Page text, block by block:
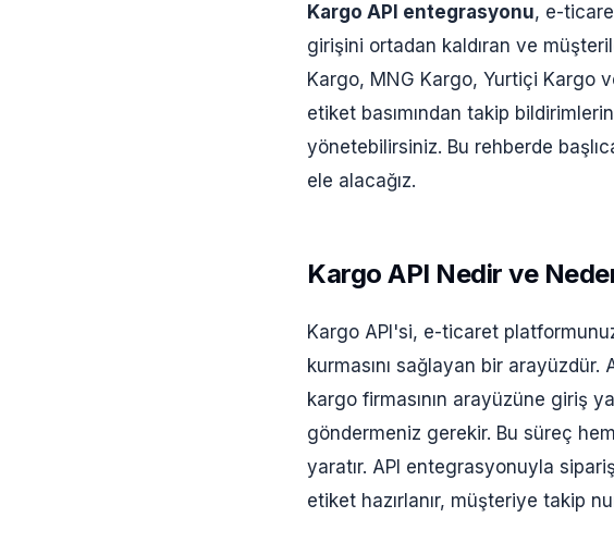
Kargo API entegrasyonu, e-
girişini ortadan kaldıran ve
Kargo, MNG Kargo, Yurtiçi Kargo
etiket basımından takip
yönetebilirsiniz. Bu rehberde
ele alacağız.
Kargo API Nedir ve
Kargo API'si, e-ticaret
kurmasını sağlayan bir
kargo firmasının arayüzüne giriş
göndermeniz gerekir. Bu süreç
yaratır. API entegrasyonuyla
etiket hazırlanır, müşteriye takip